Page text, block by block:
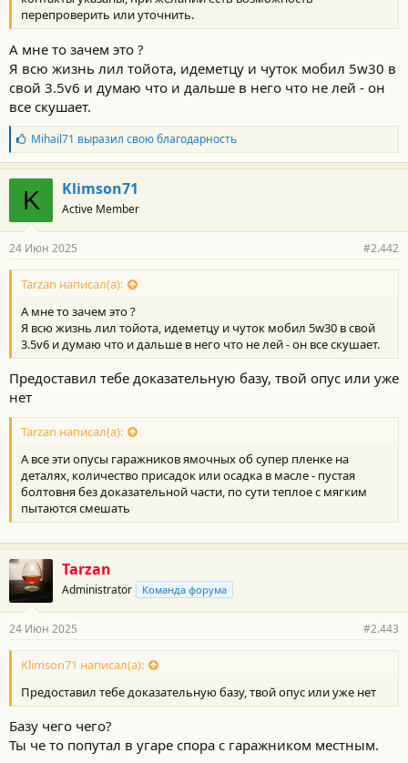
перепроверить или уточнить.
А мне то зачем это ?
Я всю жизнь лил тойота, идеметцу и чуток мобил 5w30 в
свой 3.5v6 и думаю что и дальше в него что не лей - он
все скушает.
Б
л
а
г
о
д
а
н
о
с
и
:
Mihail71 выразил свою благодарность
K Klimson71
Active Member
24 Июн 2025 #2.442
Tarzan написал(а):
А мне то зачем это ?
Я всю жизнь лил тойота, идеметцу и чуток мобил 5w30 в свой
3.5v6 и думаю что и дальше в него что не лей - он все скушает.
Предоставил тебе доказательную базу, твой опус или уже
нет
Tarzan написал(а):
А все эти опусы гаражников ямочных об супер пленке на
деталях, количество присадок или осадка в масле - пустая
болтовня без доказательной части, по сути теплое с мягким
пытаются смешать
Tarzan
Administrator Команда форума
24 Июн 2025 #2.443
Klimson71 написал(а):
Предоставил тебе доказательную базу, твой опус или уже нет
Базу чего чего?
Ты че то попутал в угаре спора с гаражником местным.